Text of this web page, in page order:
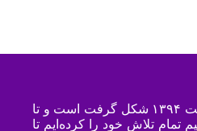
داستان پرهوم در اردیبهشت ۱۳۹۴ شکل گرفت است و تا
تلاش خود را کرده‌ایم تا